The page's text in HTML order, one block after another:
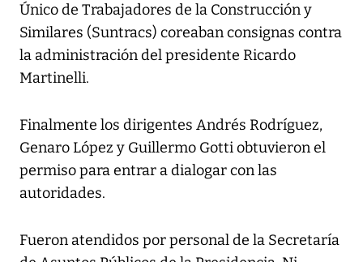
Único de Trabajadores de la Construcción y
Similares (Suntracs) coreaban consignas contra
la administración del presidente Ricardo
Martinelli.
Finalmente los dirigentes Andrés Rodríguez,
Genaro López y Guillermo Gotti obtuvieron el
permiso para entrar a dialogar con las
autoridades.
Fueron atendidos por personal de la Secretaría